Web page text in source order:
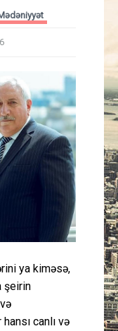
Azərbaycan
ya kiməsə,
şeirin
canlı və